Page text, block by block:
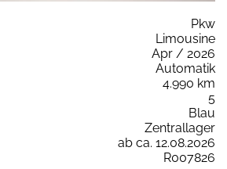
Pkw
Limousine
Apr / 2026
Automatik
4.990 km
5
Blau
Zentrallager
ab ca. 12.08.2026
R007826